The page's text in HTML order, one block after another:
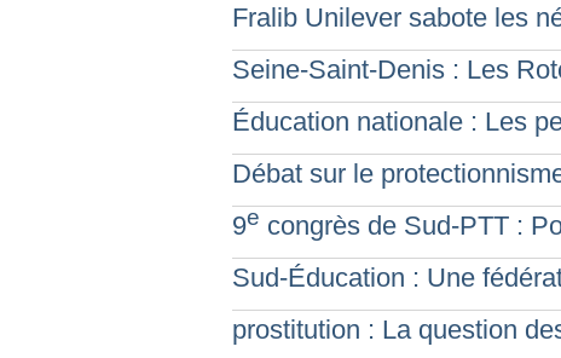
Fralib Unilever sabote les
Seine-Saint-Denis : Les
Éducation nationale : Les
Débat sur le
9e congrès de Sud-PTT :
Sud-Éducation : Une
prostitution : La question